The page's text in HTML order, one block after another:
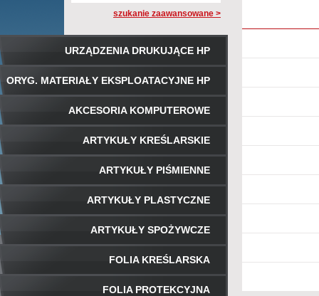
szukanie zaawansowane >
URZĄDZENIA DRUKUJĄCE HP
ORYG. MATERIAŁY EKSPLOATACYJNE HP
AKCESORIA KOMPUTEROWE
ARTYKUŁY KREŚLARSKIE
ARTYKUŁY PIŚMIENNE
ARTYKUŁY PLASTYCZNE
ARTYKUŁY SPOŻYWCZE
FOLIA KREŚLARSKA
FOLIA PROTEKCYJNA